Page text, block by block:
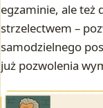
egzaminie, ale też
strzelectwem –
samodzielnego
już pozwolenia